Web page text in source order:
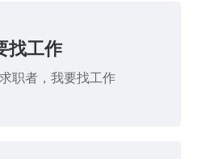
找工作
职者，我要找工作